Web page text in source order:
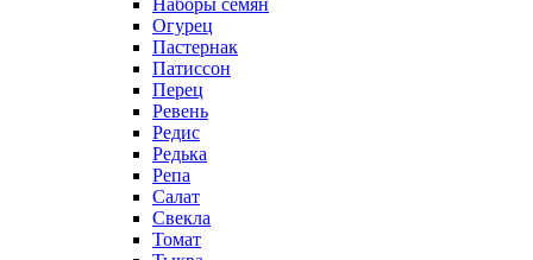
Наборы семян
Огурец
Пастернак
Патиссон
Перец
Ревень
Редис
Редька
Репа
Салат
Свекла
Томат